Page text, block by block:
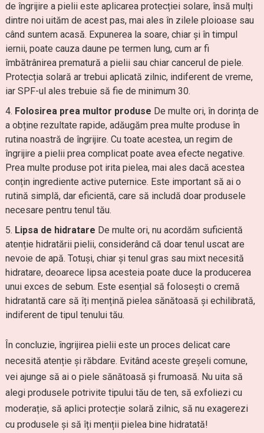
de îngrijire a pielii este aplicarea protecției solare, însă mulți
dintre noi uităm de acest pas, mai ales în zilele ploioase sau
când suntem acasă. Expunerea la soare, chiar și în timpul
iernii, poate cauza daune pe termen lung, cum ar fi
îmbătrânirea prematură a pielii sau chiar cancerul de piele.
Protecția solară ar trebui aplicată zilnic, indiferent de vreme,
iar SPF-ul ales trebuie să fie de minimum 30.
Folosirea prea multor produse De multe ori, în dorința de
a obține rezultate rapide, adăugăm prea multe produse în
rutina noastră de îngrijire. Cu toate acestea, un regim de
îngrijire a pielii prea complicat poate avea efecte negative.
Prea multe produse pot irita pielea, mai ales dacă acestea
conțin ingrediente active puternice. Este important să ai o
rutină simplă, dar eficientă, care să includă doar produsele
necesare pentru tenul tău.
Lipsa de hidratare De multe ori, nu acordăm suficientă
atenție hidratării pielii, considerând că doar tenul uscat are
nevoie de apă. Totuși, chiar și tenul gras sau mixt necesită
hidratare, deoarece lipsa acesteia poate duce la producerea
unui exces de sebum. Este esențial să folosești o cremă
hidratantă care să îți mențină pielea sănătoasă și echilibrată,
indiferent de tipul tenului tău.
În concluzie, îngrijirea pielii este un proces delicat care
necesită atenție și răbdare. Evitând aceste greșeli comune,
vei ajunge să ai o piele sănătoasă și frumoasă. Nu uita să
alegi produsele potrivite tipului tău de ten, să exfoliezi cu
moderație, să aplici protecție solară zilnic, să nu exagerezi
cu produsele și să îți menții pielea bine hidratată!